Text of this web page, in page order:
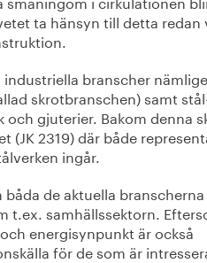
ta hänsyn till detta redan
branscher
skrotbranschen) samt
gjuterier. Bakom denna
(JK 2319) där både
ingår.
de aktuella
t.ex. samhällssektorn.
energisynpunkt är också
för de som är